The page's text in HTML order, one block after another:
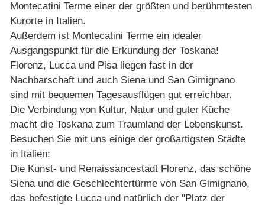
Montecatini Terme einer der größten und berühmtesten
Kurorte in Italien.
Außerdem ist Montecatini Terme ein idealer
Ausgangspunkt für die Erkundung der Toskana!
Florenz, Lucca und Pisa liegen fast in der
Nachbarschaft und auch Siena und San Gimignano
sind mit bequemen Tagesausflügen gut erreichbar.
Die Verbindung von Kultur, Natur und guter Küche
macht die Toskana zum Traumland der Lebenskunst.
Besuchen Sie mit uns einige der großartigsten Städte
in Italien:
Die Kunst- und Renaissancestadt Florenz, das schöne
Siena und die Geschlechtertürme von San Gimignano,
das befestigte Lucca und natürlich der "Platz der